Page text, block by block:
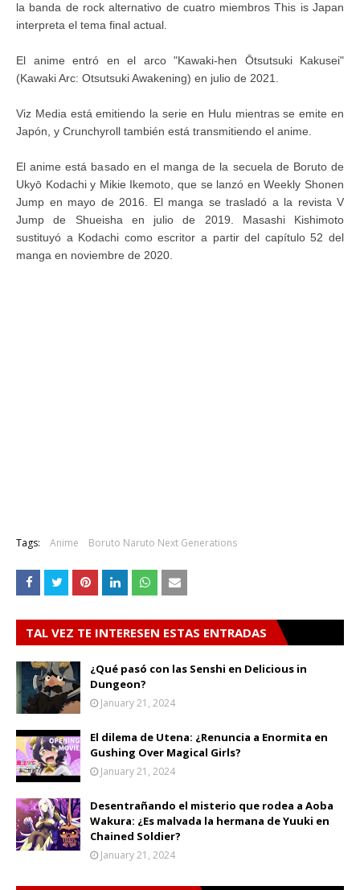
la banda de rock alternativo de cuatro miembros This is Japan
interpreta el tema final actual.
El anime entró en el arco "Kawaki-hen Ōtsutsuki Kakusei"
(Kawaki Arc: Otsutsuki Awakening) en julio de 2021.
Viz Media está emitiendo la serie en Hulu mientras se emite en
Japón, y Crunchyroll también está transmitiendo el anime.
El anime está basado en el manga de la secuela de Boruto de
Ukyō Kodachi y Mikie Ikemoto, que se lanzó en Weekly Shonen
Jump en mayo de 2016. El manga se trasladó a la revista V
Jump de Shueisha en julio de 2019. Masashi Kishimoto
sustituyó a Kodachi como escritor a partir del capítulo 52 del
manga en noviembre de 2020.
Tags: Anime Boruto Naruto Next Generations
TAL VEZ TE INTERESEN ESTAS ENTRADAS
¿Qué pasó con las Senshi en Delicious in
Dungeon?
January 21, 2024
El dilema de Utena: ¿Renuncia a Enormita en
Gushing Over Magical Girls?
January 21, 2024
Desentrañando el misterio que rodea a Aoba
Wakura: ¿Es malvada la hermana de Yuuki en
Chained Soldier?
January 21, 2024